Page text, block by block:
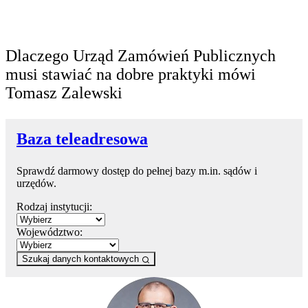
Dlaczego Urząd Zamówień Publicznych
musi stawiać na dobre praktyki mówi
Tomasz Zalewski
Baza teleadresowa
Sprawdź darmowy dostęp do pełnej bazy m.in. sądów i
urzędów.
Rodzaj instytucji:
Województwo:
Szukaj danych kontaktowych